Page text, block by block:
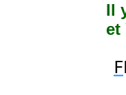
Il
et
F